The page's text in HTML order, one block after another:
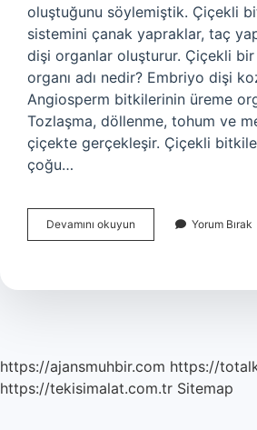
oluştuğunu söylemiştik. Çiçekli
sistemini çanak yapraklar, taç
dişi organlar oluşturur. Çiçekli
organı adı nedir? Embriyo dişi
Angiosperm bitkilerinin üreme
Tozlaşma, döllenme, tohum ve
çiçekte gerçekleşir. Çiçekli
çoğu…
Devamını okuyun
Bitkilerin
Yorum Bırak
https://ajansmuhbir.com https://
https://tekisimalat.com.tr Sitemap